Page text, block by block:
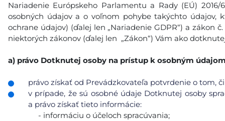
Nariadenie Európskeho Parlamentu a Rady (EÚ)
osobných údajov a o voľnom pohybe takýchto údajov,
ochrane údajov) (ďalej len „Nariadenie GDPR“) a zákon
niektorých zákonov (ďalej len „Zákon“) Vám ako
a) právo Dotknutej osoby na prístup k osobným
právo získať od Prevádzkovateľa potvrdenie o tom,
v prípade, že sú osobné údaje Dotknutej osoby
a právo získať tieto informácie:
- informáciu o účeloch spracúvania;